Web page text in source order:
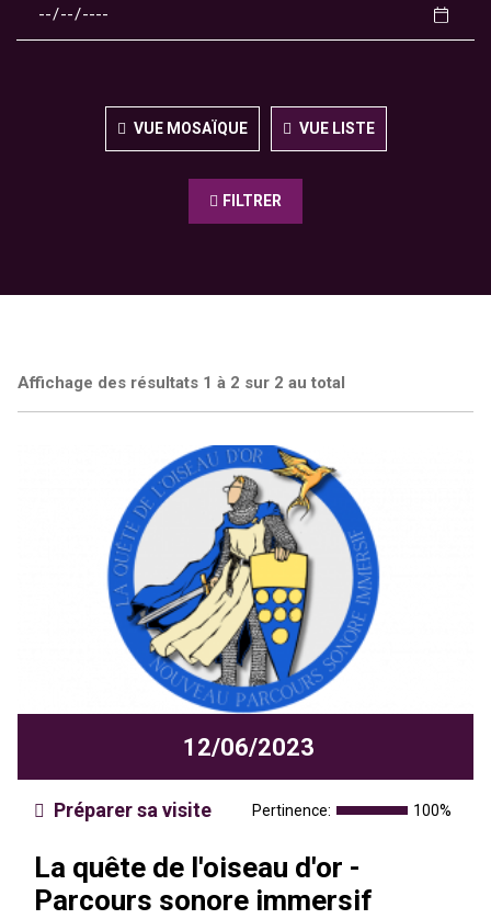
VUE MOSAÏQUE VUE LISTE
FILTRER
Affichage des résultats 1 à 2 sur 2 au total
La quête de l'oiseau d'or -
Parcours sonore immersif
Préparer sa visite Pertinence: 100%
12/06/2023